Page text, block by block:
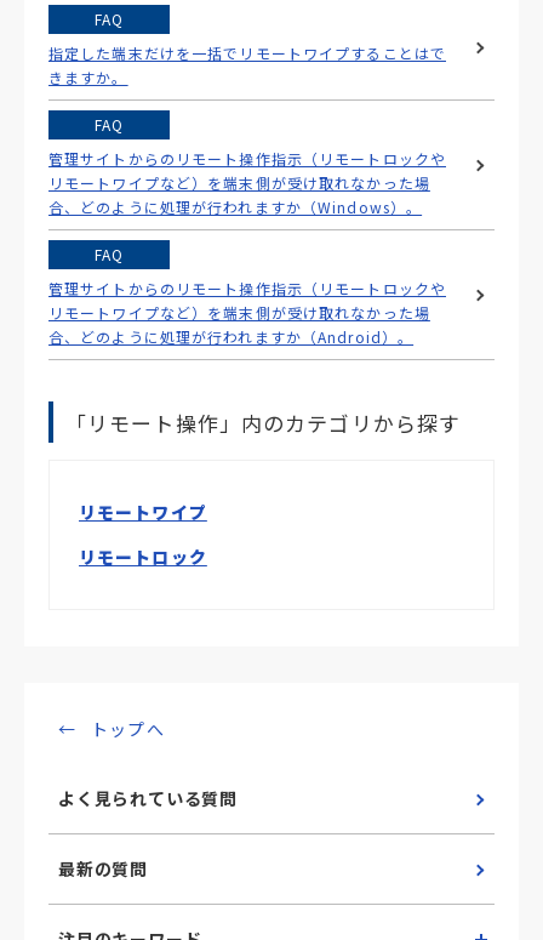
トップへ
よく見られている質問
最新の質問
FAQ
指定した端末だけを一括でリモートワイプすることはで
きますか。
FAQ
管理サイトからのリモート操作指示（リモートロックや
リモートワイプなど）を端末側が受け取れなかった場
合、どのように処理が行われますか（Windows）。
FAQ
管理サイトからのリモート操作指示（リモートロックや
リモートワイプなど）を端末側が受け取れなかった場
合、どのように処理が行われますか（Android）。
「リモート操作」内のカテゴリから探す
リモートワイプ
リモートロック